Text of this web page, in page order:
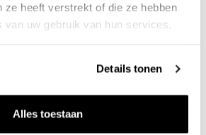
ze heeft verstrekt of die ze hebben
van uw gebruik van hun services.
Details tonen
Alles toestaan